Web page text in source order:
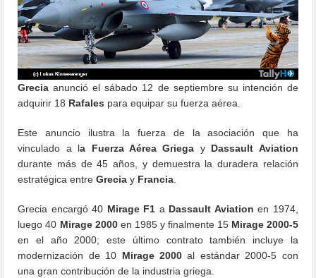
Grecia anunció el sábado 12 de septiembre su intención de
adquirir 18 Rafales para equipar su fuerza aérea.
Este anuncio ilustra la fuerza de la asociación que ha
vinculado a la Fuerza Aérea Griega y Dassault Aviation
durante más de 45 años, y demuestra la duradera relación
estratégica entreGrecia y Francia
Grecia encargó 40 Mirage F1 a Dassault Aviation en 1974,
luego 40 Mirage 2000en 1985 y finalmente 15 Mirage 2000-5
en el año 2000; este último contrato también incluye la
modernización de 10 Mirage 2000 al estándar 2000-5 con
una gran contribución de la industria griega.